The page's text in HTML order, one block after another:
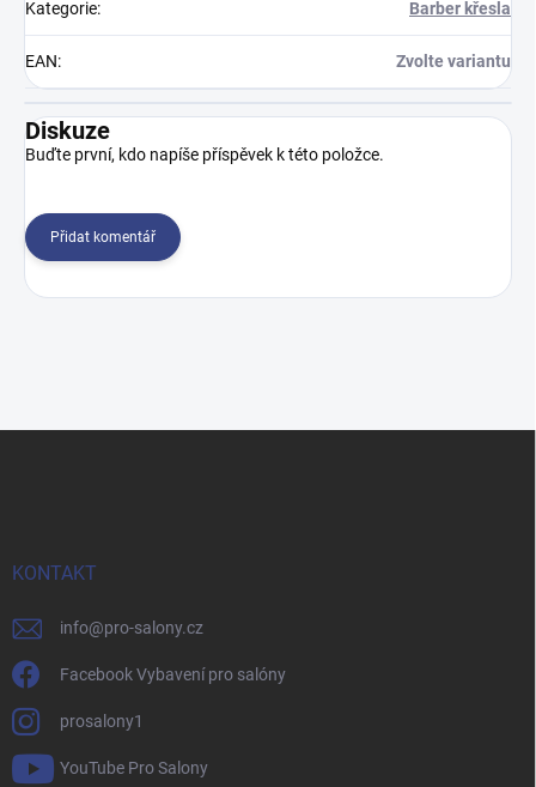
Kategorie: Barber křesla
EAN: Zvolte variantu
Diskuze
Buďte první, kdo napíše příspěvek k této položce.
Přidat komentář
KONTAKT
info@pro-salony.cz
Facebook Vybavení pro salóny
prosalony1
YouTube Pro Salony